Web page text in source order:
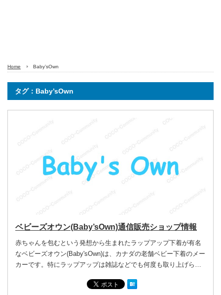
Home Baby’sOwn
タグ：Baby’sOwn
ベビーズオウン(Baby’sOwn)通信販売ショップ情報
赤ちゃんを包むという発想から生まれたラップアップ下着が有名
なベビーズオウン(Baby'sOwn)は、カナダの老舗ベビー下着のメー
カーです。特にラップアップは雑誌などでも何度も取り上げら…